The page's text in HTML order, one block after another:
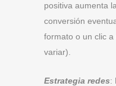
positiva aumenta
conversión
formato o un clic
variar).
Estrategia redes: